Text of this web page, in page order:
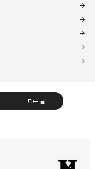
다른 글